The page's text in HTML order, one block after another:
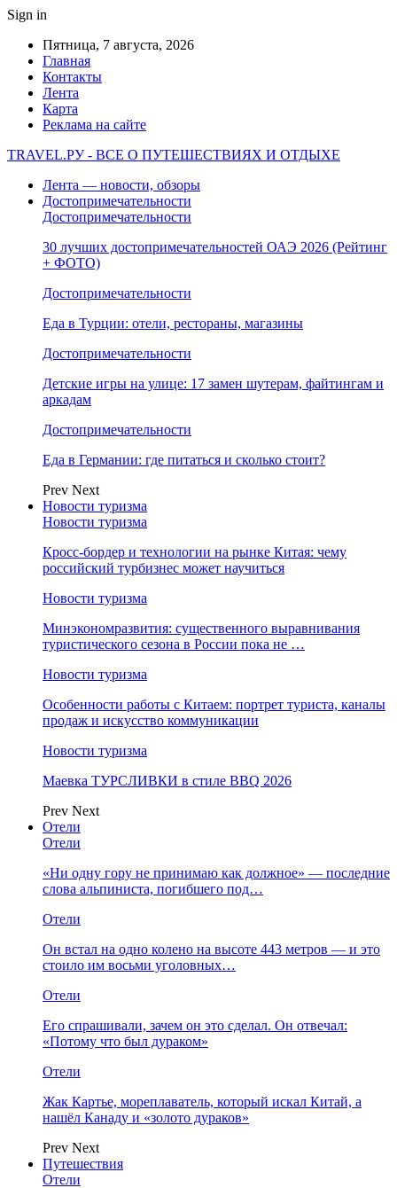
Sign in
Пятница, 7 августа, 2026
Главная
Контакты
Лента
Карта
Реклама на сайте
TRAVEL.РУ - ВСЕ О ПУТЕШЕСТВИЯХ И ОТДЫХЕ
Лента — новости, обзоры
Достопримечательности
Достопримечательности
30 лучших достопримечательностей ОАЭ 2026 (Рейтинг
+ ФОТО)
Достопримечательности
Еда в Турции: отели, рестораны, магазины
Достопримечательности
Детские игры на улице: 17 замен шутерам, файтингам и
аркадам
Достопримечательности
Еда в Германии: где питаться и сколько стоит?
Prev Next
Новости туризма
Новости туризма
Кросс-бордер и технологии на рынке Китая: чему
российский турбизнес может научиться
Новости туризма
Минэкономразвития: существенного выравнивания
туристического сезона в России пока не …
Новости туризма
Особенности работы с Китаем: портрет туриста, каналы
продаж и искусство коммуникации
Новости туризма
Маевка ТУРСЛИВКИ в стиле BBQ 2026
Prev Next
Отели
Отели
«Ни одну гору не принимаю как должное» — последние
слова альпиниста, погибшего под…
Отели
Он встал на одно колено на высоте 443 метров — и это
стоило им восьми уголовных…
Отели
Его спрашивали, зачем он это сделал. Он отвечал:
«Потому что был дураком»
Отели
Жак Картье, мореплаватель, который искал Китай, а
нашёл Канаду и «золото дураков»
Prev Next
Путешествия
Отели